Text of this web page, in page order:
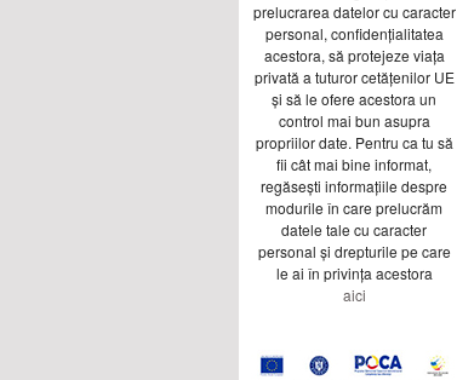
prelucrarea datelor cu caracter
personal, confidențialitatea
acestora, să protejeze viața
privată a tuturor cetățenilor UE
și să le ofere acestora un
control mai bun asupra
propriilor date. Pentru ca tu să
fii cât mai bine informat,
regăsești informațiile despre
modurile în care prelucrăm
datele tale cu caracter
personal și drepturile pe care
le ai în privința acestora
aici